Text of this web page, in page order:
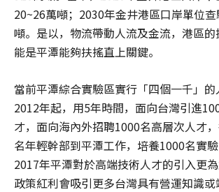
20~26萬噸；2030年金井港區口岸單位
噸。是以，物流帶動人流及金流，港區
能是平潭能夠扶搖直上關鍵。
當前平潭綜合實驗區實行「四個一千」
2012年起，用5年時間，面向台灣引進
才，面向海內外招聘1000名高層次人才
名年輕幹部到平潭工作，培養1000名實
2017年平潭對於高端技術人才的引入更
政策紅利會吸引更多台灣具有營運知識或